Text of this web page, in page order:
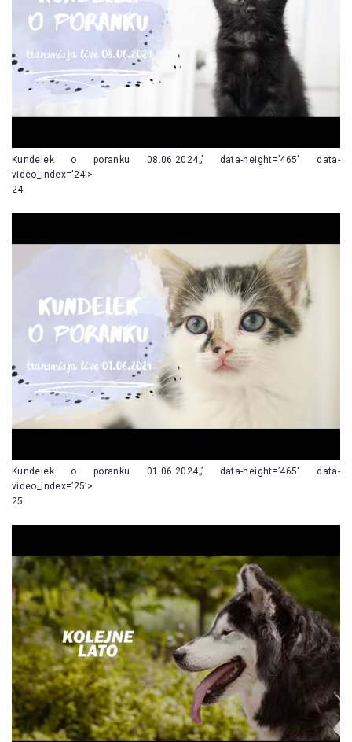
Kundelek o poranku 08.06.2024„’ data-height=’465′ data-
video_index=’24’>
24
Kundelek o poranku 01.06.2024„’ data-height=’465′ data-
video_index=’25’>
25